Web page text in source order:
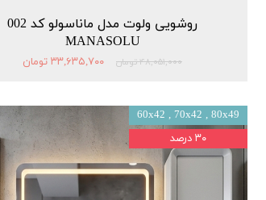
روشویی ولوت مدل ماناسولو کد 002
MANASOLU
۴۸,۰۵۱,۰۰۰ تومان ۳۳,۶۳۵,۷۰۰ تومان
60x42 , 70x42 , 80x49
۳۰ درصد